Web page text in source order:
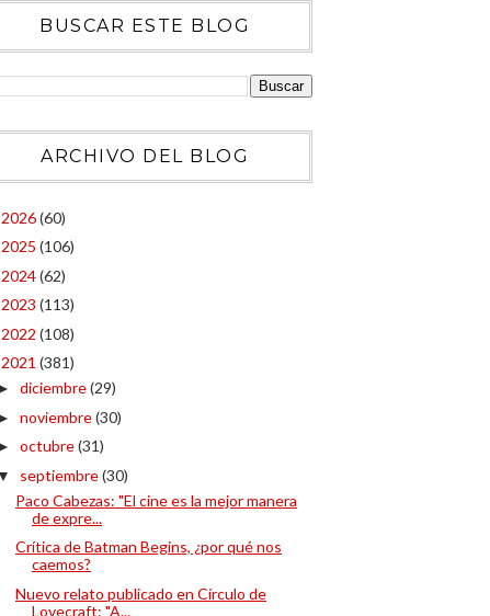
BUSCAR ESTE BLOG
ARCHIVO DEL BLOG
2026(60)
2025 (106)
2024(62)
2023 (113)
2022 (108)
2021 (381)
diciembre(29)
noviembre(30)
octubre(31)
▼ septiembre(30)
Paco Cabezas: "El cine es la mejor manera
de expre...
Crítica de Batman Begins, ¿por qué nos
caemos?
Nuevo relato publicado en Círculo de
Lovecraft: "A...